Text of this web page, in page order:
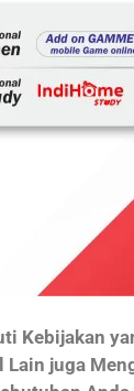
Kebijakan
Lain juga